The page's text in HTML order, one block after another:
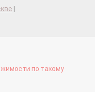
по такому